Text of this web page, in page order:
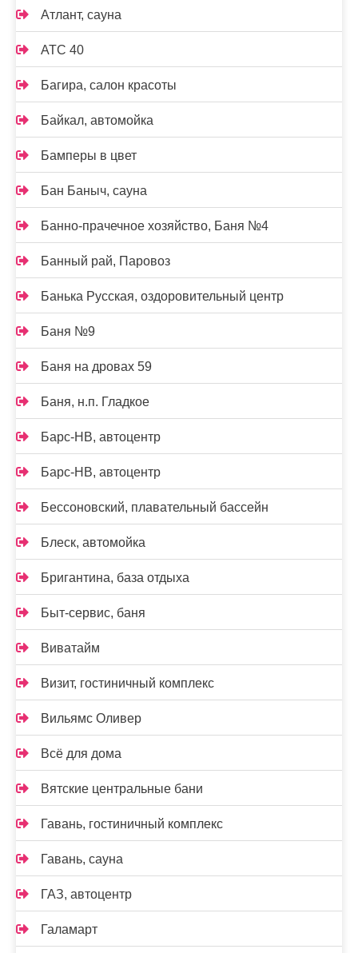
Атлант, сауна
АТС 40
Багира, салон красоты
Байкал, автомойка
Бамперы в цвет
Бан Баныч, сауна
Банно-прачечное хозяйство, Баня №4
Банный рай, Паровоз
Банька Русская, оздоровительный центр
Баня №9
Баня на дровах 59
Баня, н.п. Гладкое
Барс-НВ, автоцентр
Барс-НВ, автоцентр
Бессоновский, плавательный бассейн
Блеск, автомойка
Бригантина, база отдыха
Быт-сервис, баня
Виватайм
Визит, гостиничный комплекс
Вильямс Оливер
Всё для дома
Вятские центральные бани
Гавань, гостиничный комплекс
Гавань, сауна
ГАЗ, автоцентр
Галамарт